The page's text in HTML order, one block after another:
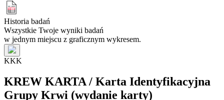
Historia badań
Wszystkie Twoje wyniki badań
w jednym miejscu z graficznym wykresem.
KKK
KREW KARTA / Karta Identyfikacyjna
Grupy Krwi (wydanie karty)